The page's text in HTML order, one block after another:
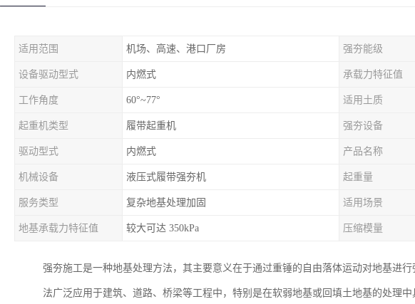
适用范围 机场、高速、港口厂房 强夯能级
设备驱动型式 内燃式 承载力特征值
工作角度 60°~77° 适用土质
起重机类型 履带起重机 强夯设备
驱动型式 内燃式 产品名称
机械设备 液压式履带强夯机 起重量
服务类型 复杂地基处理加固 适用场景
地基承载力特征值 较大可达 350kPa 压缩模量
强夯施工是一种地基处理方法，其主要意义在于通过重锤的自由落体运动对地基进
法广泛应用于建筑、道路、桥梁等工程中，特别是在软弱地基或回填土地基的处理中